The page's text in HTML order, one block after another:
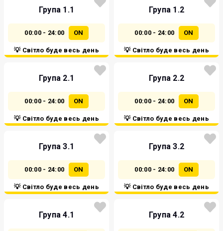
Група 1.1
00:00 - 24:00 ON
💡 Світло буде весь день
Група 1.2
00:00 - 24:00 ON
💡 Світло буде весь день
Група 2.1
00:00 - 24:00 ON
💡 Світло буде весь день
Група 2.2
00:00 - 24:00 ON
💡 Світло буде весь день
Група 3.1
00:00 - 24:00 ON
💡 Світло буде весь день
Група 3.2
00:00 - 24:00 ON
💡 Світло буде весь день
Група 4.1 Група 4.2